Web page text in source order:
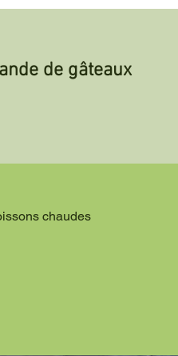
de gâteaux
chaudes